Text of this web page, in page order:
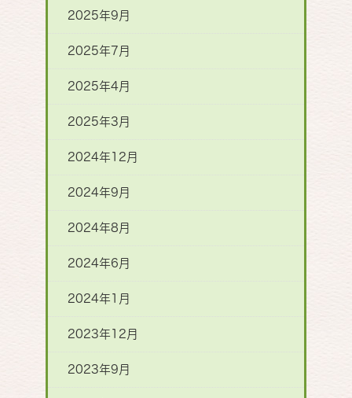
2025年9月
2025年7月
2025年4月
2025年3月
2024年12月
2024年9月
2024年8月
2024年6月
2024年1月
2023年12月
2023年9月